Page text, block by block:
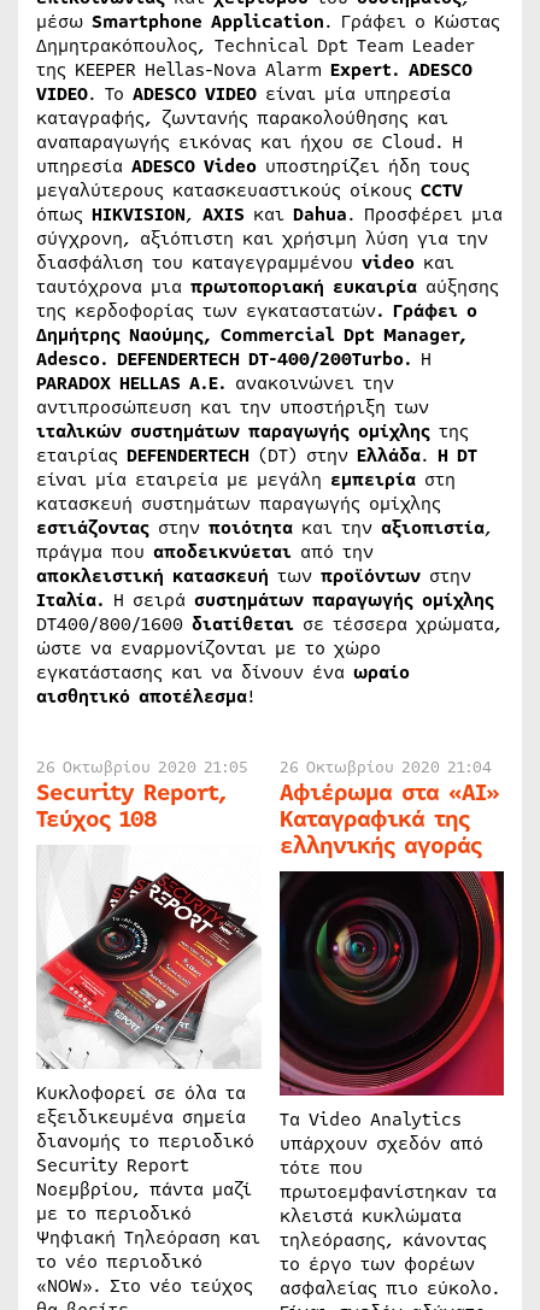
μέσω Smartphone Application. Γράφει ο Κώστας
Δημητρακόπουλος, Technical Dpt Team Leader
της KEEPER Hellas-Nova Alarm Expert. ADESCO
VIDEO. Το ADESCO VIDEO είναι μία υπηρεσία
καταγραφής, ζωντανής παρακολούθησης και
αναπαραγωγής εικόνας και ήχου σε Cloud. Η
υπηρεσία ADESCO Video υποστηρίζει ήδη τους
μεγαλύτερους κατασκευαστικούς οίκους CCTV
όπως HIKVISION, AXIS και Dahua. Προσφέρει μια
σύγχρονη, αξιόπιστη και χρήσιμη λύση για την
διασφάλιση του καταγεγραμμένου video και
ταυτόχρονα μια πρωτοποριακή ευκαιρία αύξησης
της κερδοφορίας των εγκαταστατών. Γράφει ο
Δημήτρης Ναούμης, Commercial Dpt Manager,
Adesco. DEFENDERTECH DT-400/200Turbo. Η
PARADOX HELLAS A.E. ανακοινώνει την
αντιπροσώπευση και την υποστήριξη των
ιταλικών συστημάτων παραγωγής ομίχλης της
εταιρίας DEFENDERTECH (DT) στην Ελλάδα. Η DT
είναι μία εταιρεία με μεγάλη εμπειρία στη
κατασκευή συστημάτων παραγωγής ομίχλης
εστιάζοντας στην ποιότητα και την αξιοπιστία,
πράγμα που αποδεικνύεται από την
αποκλειστική κατασκευή των προϊόντων στην
Ιταλία. Η σειρά συστημάτων παραγωγής ομίχλης
DT400/800/1600 διατίθεται σε τέσσερα χρώματα,
ώστε να εναρμονίζονται με το χώρο
εγκατάστασης και να δίνουν ένα ωραίο
αισθητικό αποτέλεσμα!
26 Οκτωβρίου 2020 21:05
Security Report,
Τεύχος 108
Κυκλοφορεί σε όλα τα
εξειδικευμένα σημεία
διανομής το περιοδικό
Security Report
Νοεμβρίου, πάντα μαζί
με το περιοδικό
Ψηφιακή Τηλεόραση και
το νέο περιοδικό
«NOW». Στο νέο τεύχος
26 Οκτωβρίου 2020 21:04
Αφιέρωμα στα «AI»
Καταγραφικά της
ελληνικής αγοράς
Τα Video Analytics
υπάρχουν σχεδόν από
τότε που
πρωτοεμφανίστηκαν τα
κλειστά κυκλώματα
τηλεόρασης, κάνοντας
το έργο των φορέων
ασφαλείας πιο εύκολο.